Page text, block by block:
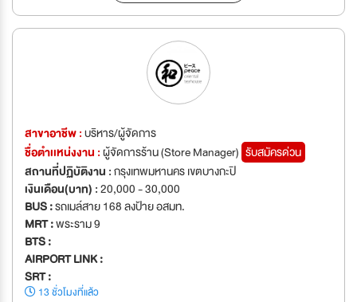
สาขาอาชีพ :บริหาร/ผู้จัดการ
ชื่อตำเเหน่งงาน :ผู้จัดการร้าน (Store Manager) รับสมัครด่วน
สถานที่ปฏิบัติงาน :กรุงเทพมหานคร เขตบางกะปิ
เงินเดือน(บาท) :20,000 - 30,000
BUS :รถเมล์สาย 168 ลงป้าย อสมท.
MRT :พระราม 9
BTS :
AIRPORT LINK :
SRT :
13 ชั่วโมงที่แล้ว